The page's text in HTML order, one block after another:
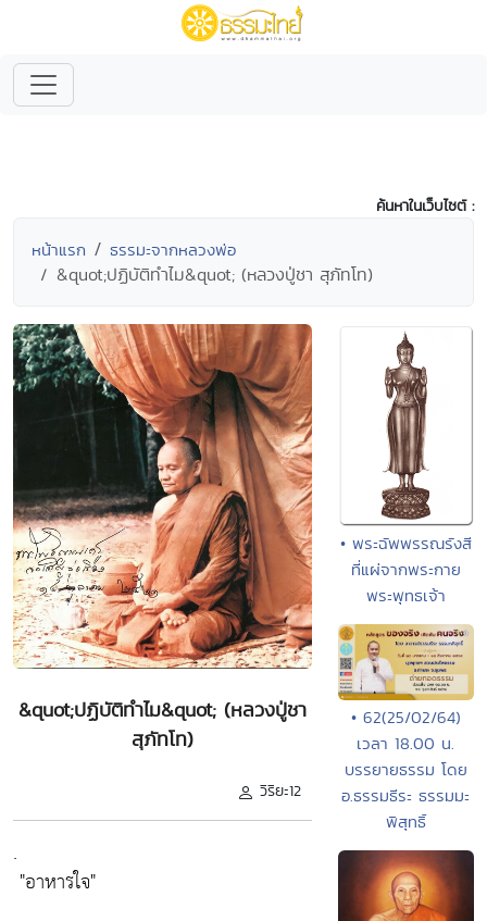
ค้นหาในเว็บไซต์ :
หน้าแรก ธรรมะจากหลวงพ่อ
&quot;ปฏิบัติทำไม&quot; (หลวงปู่ชา สุภัทโท)
&quot;ปฏิบัติทำไม&quot; (หลวงปู่ชา
สุภัทโท)
วิริยะ12
.
"อาหารใจ"
• พระฉัพพรรณรังสี
ที่แผ่จากพระกาย
พระพุทธเจ้า
• 62(25/02/64)
เวลา 18.00 น.
บรรยายธรรม โดย
อ.ธรรมธีระ ธรรมมะ
พิสุทธิ์